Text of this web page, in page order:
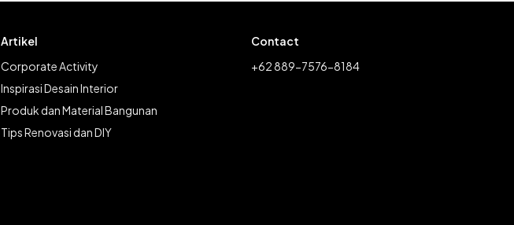
Artikel
Corporate Activity
Inspirasi Desain Interior
Produk dan Material Bangunan
Tips Renovasi dan DIY
Contact
+62 889-7576-8184